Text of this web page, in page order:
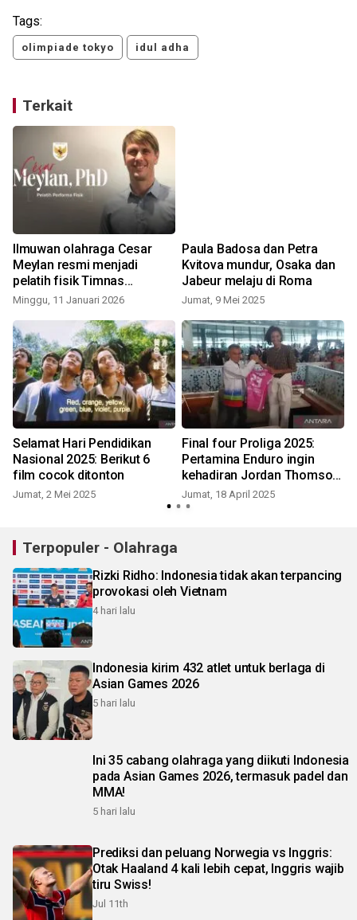
Tags:
olimpiade tokyo idul adha
Terkait
Ilmuwan olahraga Cesar
Meylan resmi menjadi
pelatih fisik Timnas
Indonesia
Minggu, 11 Januari 2026
Paula Badosa dan Petra
Kvitova mundur, Osaka dan
Jabeur melaju di Roma
Jumat, 9 Mei 2025
Selamat Hari Pendidikan
Nasional 2025: Berikut 6
film cocok ditonton
Jumat, 2 Mei 2025
Final four Proliga 2025:
Pertamina Enduro ingin
kehadiran Jordan Thomson
menambah euforia voli
Jumat, 18 April 2025
Terpopuler - Olahraga
Rizki Ridho: Indonesia tidak akan terpancing
provokasi oleh Vietnam
4 hari lalu
Indonesia kirim 432 atlet untuk berlaga di
Asian Games 2026
5 hari lalu
Ini 35 cabang olahraga yang diikuti Indonesia
pada Asian Games 2026, termasuk padel dan
MMA!
5 hari lalu
Prediksi dan peluang Norwegia vs Inggris:
Otak Haaland 4 kali lebih cepat, Inggris wajib
tiru Swiss!
Jul 11th